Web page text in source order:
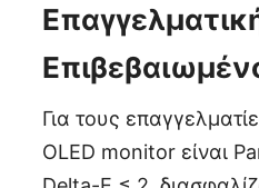
Για τους
OLED monitor είναι